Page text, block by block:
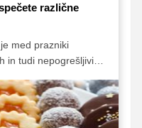
različne
med prazniki
in tudi nepogrešljivih
razdelimo na
poljubne dodatke,
dobimo več različnih